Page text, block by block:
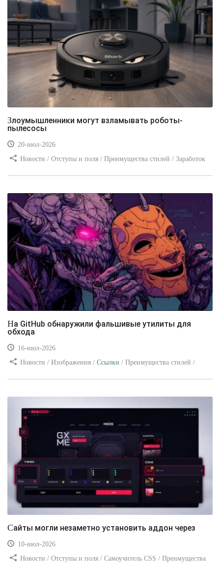
Злоумышленники могут взламывать роботы-
пылесосы
20-июл-2026
Новости / Отступы и поля / Преимущества стилей / Заработок
На GitHub обнаружили фальшивые утилиты для
обхода
16-июл-2026
Новости / Изображения / Ссылки / Преимущества стилей /
Сайты могли незаметно установить аддон через
10-июл-2026
Новости / Отступы и поля / Самоучитель CSS / Преимущества